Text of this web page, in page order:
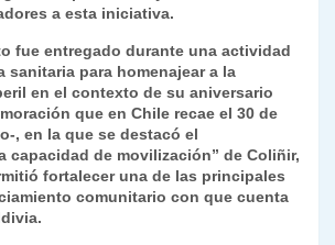
o
k
k
a esta iniciativa.
fue entregado durante una actividad
sanitaria para homenajear a la
en el contexto de su aniversario
que en Chile recae el 30 de
, en la que se destacó el
capacidad de movilización” de Coliñir,
fortalecer una de las principales
comunitario con que cuenta